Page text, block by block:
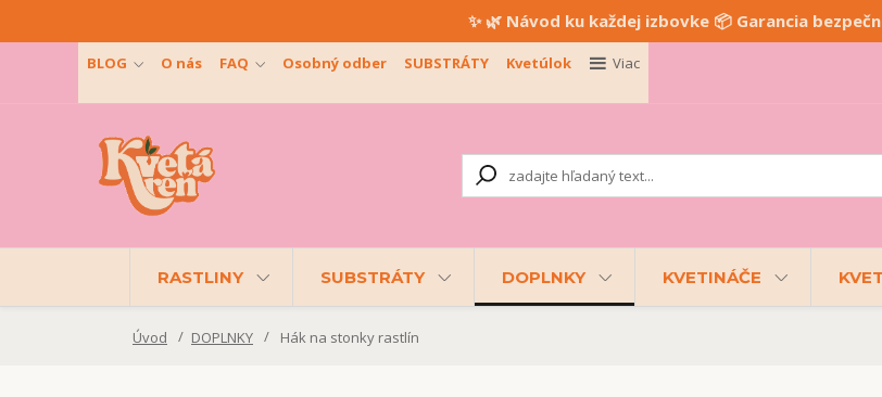
✨ 🌿 Návod ku každej izbovke 📦 Garancia
BLOG O nás FAQ Osobný odber SUBSTRÁTY Kvetúlok Viac
RASTLINY SUBSTRÁTY DOPLNKY KVETINÁČE
Úvod DOPLNKY Hák na stonky rastlín